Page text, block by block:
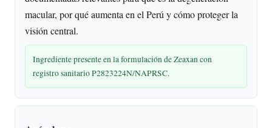
macular, por qué aumenta en el Perú y cómo proteger la
visión central.
Ingrediente presente en la formulación de Zeaxan con
registro sanitario P2823224N/NAPRSC.